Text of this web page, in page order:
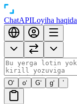
ChatAPILoyiha haqida
O‘ o‘ G‘ g‘ ’